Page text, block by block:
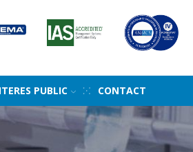
PUBLIC CONTACT